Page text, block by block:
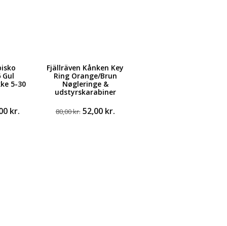
5-30
kr.Den
Fjällräven Kånken Key
Ring Orange/Brun
Nøgleringe &
udstyrskarabiner
80,00kr. Den
52,00 kr.Den